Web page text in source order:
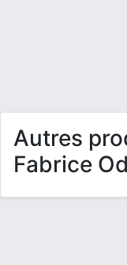
Autres
Fabrice